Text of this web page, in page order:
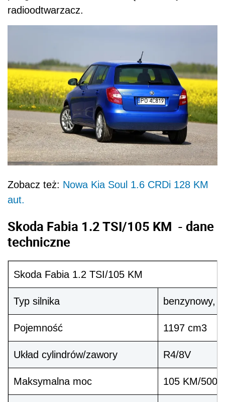
radioodtwarzacz.
Zobacz też: Nowa Kia Soul 1.6 CRDi 128 KM
aut.
Skoda Fabia 1.2 TSI/105 KM - dane
techniczne
Skoda Fabia 1.2 TSI/105 KM
Typ silnika benzynowy,
Pojemność 1197 cm3
Układ cylindrów/zawory R4/8V
Maksymalna moc 105 KM/